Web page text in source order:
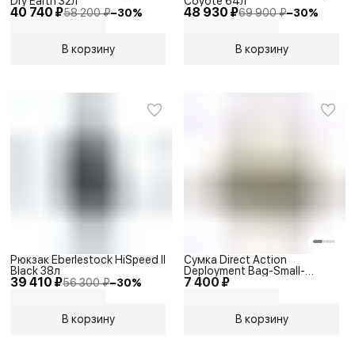
40 740 ₽58 200 ₽−30%
В корзину
48 930 ₽69 900 ₽−30%
В корзину
39 410 ₽56 300 ₽−30%
Рюкзак Eberlestock HiSpeed II
Black 38л
В корзину
7 400 ₽
Сумка Direct Action
Deployment Bag-Small-
Cordura Adaptive Green
В корзину